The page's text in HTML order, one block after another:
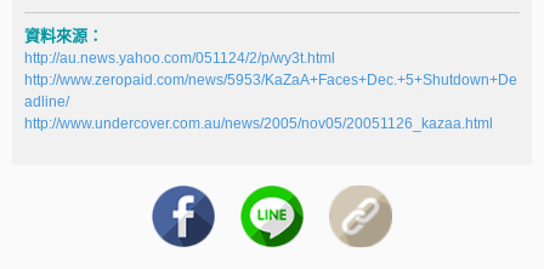
資料來源：
http://au.news.yahoo.com/051124/2/p/wy3t.html
http://www.zeropaid.com/news/5953/KaZaA+Faces+Dec.+5+Shutdown+De
adline/
http://www.undercover.com.au/news/2005/nov05/20051126_kazaa.html